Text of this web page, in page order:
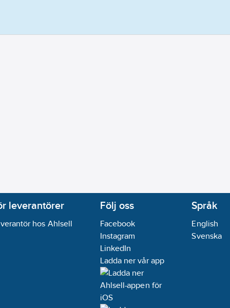
leverantörer
hos Ahlsell
Följ oss
Facebook
Instagram
LinkedIn
Ladda ner vår app
Språk
English
Svenska